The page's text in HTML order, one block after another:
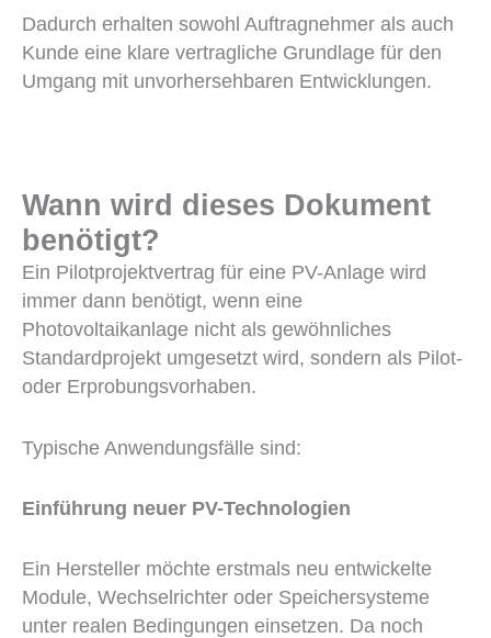
Dadurch erhalten sowohl Auftragnehmer als auch
Kunde eine klare vertragliche Grundlage für den
Umgang mit unvorhersehbaren Entwicklungen.
Wann wird dieses Dokument
benötigt?
Ein Pilotprojektvertrag für eine PV-Anlage wird
immer dann benötigt, wenn eine
Photovoltaikanlage nicht als gewöhnliches
Standardprojekt umgesetzt wird, sondern als Pilot-
oder Erprobungsvorhaben.
Typische Anwendungsfälle sind:
Einführung neuer PV-Technologien
Ein Hersteller möchte erstmals neu entwickelte
Module, Wechselrichter oder Speichersysteme
unter realen Bedingungen einsetzen. Da noch